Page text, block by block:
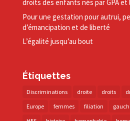
droits des enfants nés par GPA et
Pour une gestation pour autrui,
d’émancipation et de liberté
L’égalité jusqu’au bout
Étiquettes
Discriminations droite droits
Europe
femmes filiation